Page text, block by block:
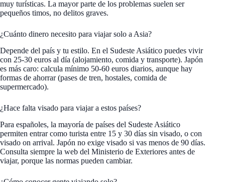
muy turísticas. La mayor parte de los problemas suelen ser
pequeños timos, no delitos graves.
¿Cuánto dinero necesito para viajar solo a Asia?
Depende del país y tu estilo. En el Sudeste Asiático puedes vivir
con 25-30 euros al día (alojamiento, comida y transporte). Japón
es más caro: calcula mínimo 50-60 euros diarios, aunque hay
formas de ahorrar (pases de tren, hostales, comida de
supermercado).
¿Hace falta visado para viajar a estos países?
Para españoles, la mayoría de países del Sudeste Asiático
permiten entrar como turista entre 15 y 30 días sin visado, o con
visado on arrival. Japón no exige visado si vas menos de 90 días.
Consulta siempre la web del Ministerio de Exteriores antes de
viajar, porque las normas pueden cambiar.